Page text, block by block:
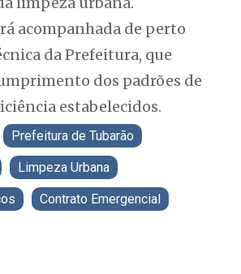
acompanhada de perto
da Prefeitura, que
dos padrões de
estabelecidos.
Prefeitura de Tubarão
Limpeza Urbana
Contrato Emergencial